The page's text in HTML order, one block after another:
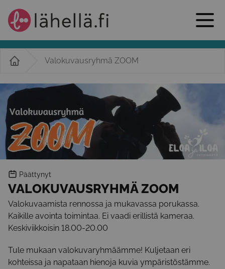
Valokuvausryhmä ZOOM
Päättynyt
VALOKUVAUSRYHMÄ ZOOM
Valokuvaamista rennossa ja mukavassa porukassa.
Kaikille avointa toimintaa. Ei vaadi erillistä kameraa.
Keskiviikkoisin 18.00-20.00
Tule mukaan valokuvaryhmäämme! Kuljetaan eri
kohteissa ja napataan hienoja kuvia ympäristöstämme.